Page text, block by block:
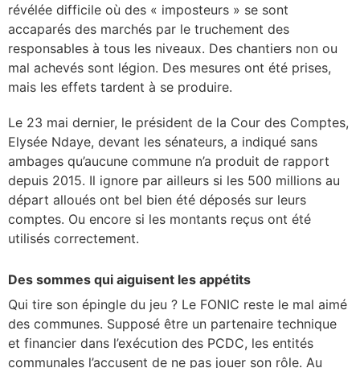
révélée difficile où des « imposteurs » se sont
accaparés des marchés par le truchement des
responsables à tous les niveaux. Des chantiers non ou
mal achevés sont légion. Des mesures ont été prises,
mais les effets tardent à se produire.
Le 23 mai dernier, le président de la Cour des Comptes,
Elysée Ndaye, devant les sénateurs, a indiqué sans
ambages qu’aucune commune n’a produit de rapport
depuis 2015. Il ignore par ailleurs si les 500 millions au
départ alloués ont bel bien été déposés sur leurs
comptes. Ou encore si les montants reçus ont été
utilisés correctement.
Des sommes qui aiguisent les appétits
Qui tire son épingle du jeu ? Le FONIC reste le mal aimé
des communes. Supposé être un partenaire technique
et financier dans l’exécution des PCDC, les entités
communales l’accusent de ne pas jouer son rôle. Au